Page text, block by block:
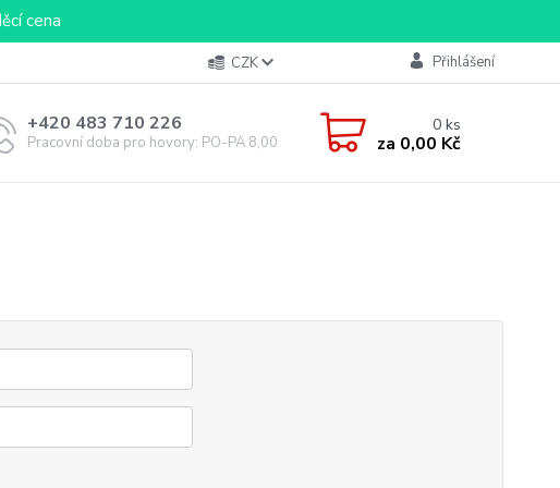
cena
CZK Přihlášení
+420 483 710 226
Pracovní doba pro hovory: PO-PA 8,00-16,00
0ks
za 0,00 Kč